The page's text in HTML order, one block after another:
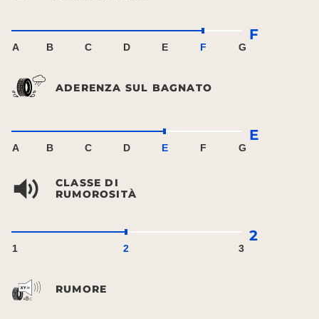
A B C D E F G
F
ADERENZA SUL BAGNATO
A B C D E F G
E
CLASSE DI
RUMOROSITÀ
1 2 3
2
RUMORE